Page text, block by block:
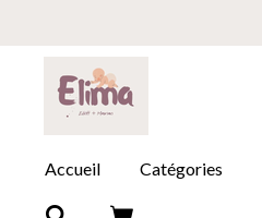
contenu
principal
Accueil Catégories